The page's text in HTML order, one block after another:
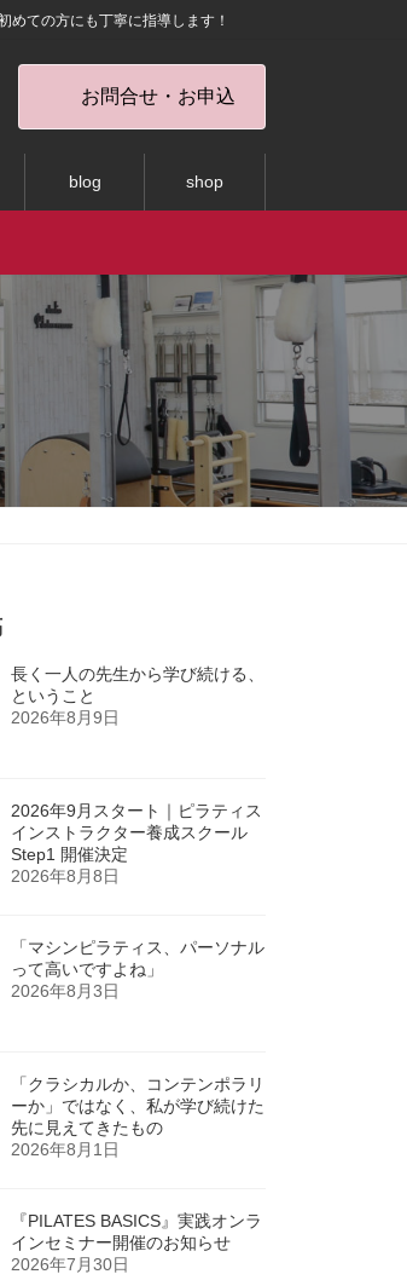
ての方にも丁寧に指導します！
お問合せ・お申込
blog shop
長く一人の先生から学び続ける、
ということ
2026年8月9日
2026年9月スタート｜ピラティス
インストラクター養成スクール
Step1 開催決定
2026年8月8日
「マシンピラティス、パーソナル
って高いですよね」
2026年8月3日
「クラシカルか、コンテンポラリ
ーか」ではなく、私が学び続けた
先に見えてきたもの
2026年8月1日
『PILATES BASICS』実践オンラ
インセミナー開催のお知らせ
2026年7月30日